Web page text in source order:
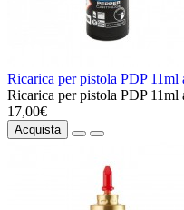
Ricarica per pistola PDP
Ricarica per pistola PDP
17,00€
Acquista